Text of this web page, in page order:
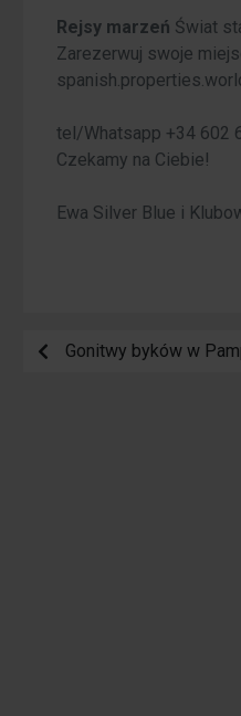
Rejsy marzeń Świat
Zarezerwuj swoje
tel/Whatsapp +34 602
Czekamy na Ciebie!
Ewa Silver Blue i
Gonitwy byków w